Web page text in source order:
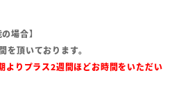
場合】
を頂いております。
よりプラス2週間ほどお時間をいただい